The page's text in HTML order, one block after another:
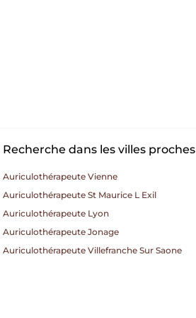
Recherche dans les villes proches
Auriculothérapeute Vienne
Auriculothérapeute St Maurice L Exil
Auriculothérapeute Lyon
Auriculothérapeute Jonage
Auriculothérapeute Villefranche Sur Saone